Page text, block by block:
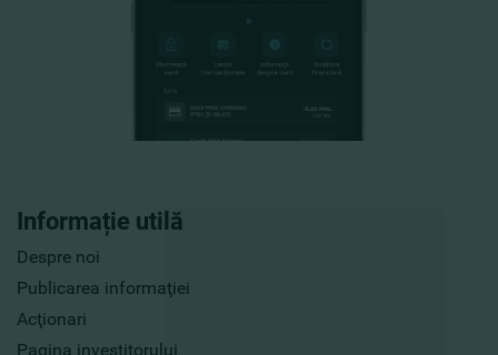
Informație utilă
Despre noi
Publicarea informaţiei
Acţionari
Pagina investitorului